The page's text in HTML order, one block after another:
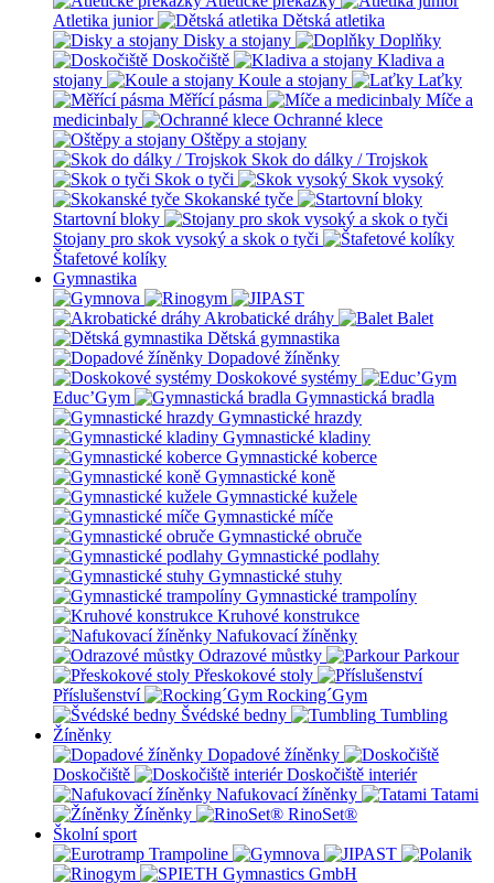
Atletika junior
Dětská atletika
Disky a stojany
Doplňky
Doskočiště
Kladiva a
stojany
Koule a stojany
Laťky
Měřící pásma
Míče a
medicinbaly
Ochranné klece
Oštěpy a stojany
Skok do dálky / Trojskok
Skok o tyči
Skok vysoký
Skokanské tyče
Startovní bloky
Stojany pro skok vysoký a skok o tyči
Štafetové kolíky
Gymnastika
Akrobatické dráhy
Balet
Dětská gymnastika
Dopadové žíněnky
Doskokové systémy
Educ’Gym
Gymnastická bradla
Gymnastické hrazdy
Gymnastické kladiny
Gymnastické koberce
Gymnastické koně
Gymnastické kužele
Gymnastické míče
Gymnastické obruče
Gymnastické podlahy
Gymnastické stuhy
Gymnastické trampolíny
Kruhové konstrukce
Nafukovací žíněnky
Odrazové můstky
Parkour
Přeskokové stoly
Příslušenství
Rocking´Gym
Švédské bedny
Tumbling
Žíněnky
Dopadové žíněnky
Doskočiště
Doskočiště interiér
Nafukovací žíněnky
Tatami
Žíněnky
RinoSet®
Školní sport